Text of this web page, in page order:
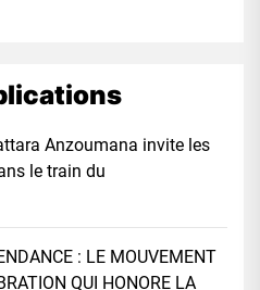
Anzoumana invite les
le train du
: LE MOUVEMENT
QUI HONORE LA